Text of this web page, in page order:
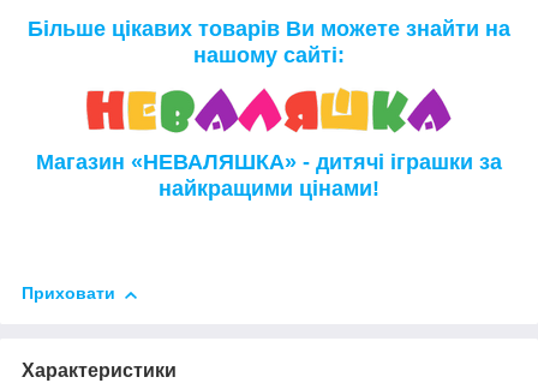
Більше цікавих товарів Ви можете знайти на
нашому сайті:
Магазин «НЕВАЛЯШКА» - дитячі іграшки за
найкращими цінами!
Приховати
Характеристики